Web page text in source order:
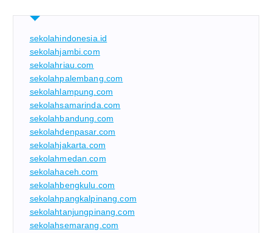
sekolahindonesia.id
sekolahjambi.com
sekolahriau.com
sekolahpalembang.com
sekolahlampung.com
sekolahsamarinda.com
sekolahbandung.com
sekolahdenpasar.com
sekolahjakarta.com
sekolahmedan.com
sekolahaceh.com
sekolahbengkulu.com
sekolahpangkalpinang.com
sekolahtanjungpinang.com
sekolahsemarang.com